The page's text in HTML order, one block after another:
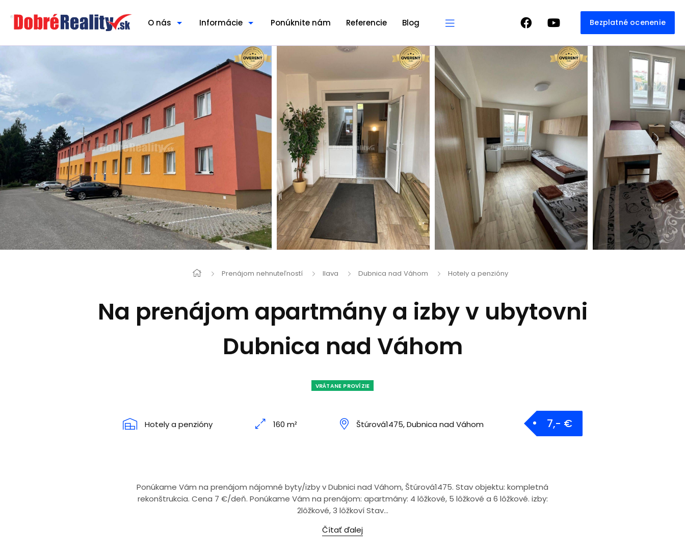
O nás Informácie Ponúknite nám Referencie Blog Bezplatné ocenenie
Prenájom nehnuteľností Ilava Dubnica nad Váhom Hotely a penzióny
Na prenájom apartmány a izby v ubytovni
Dubnica nad Váhom
VRÁTANE PROVÍZIE
Hotely a penzióny 160 m² Štúrová1475, Dubnica nad Váhom 7,- €
Ponúkame Vám na prenájom nájomné byty/izby v Dubnici nad Váhom, Štúrová1475. Stav objektu: kompletná
rekonštrukcia. Cena 7 €/deň. Ponúkame Vám na prenájom: apartmány: 4 lôžkové, 5 lôžkové a 6 lôžkové. izby:
2lôžkové, 3 lôžkoví Stav...
Čítať ďalej